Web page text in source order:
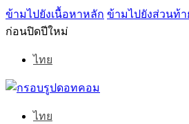
ข้ามไปยังเนื้อหาหลัก ข้ามไปยังส่วนท้า
ก่อนปิดปีใหม่
ไทย
ไทย